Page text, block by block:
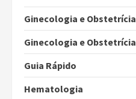
Ginecologia e Obstetrícia
Ginecologia e Obstetrícia
Guia Rápido
Hematologia